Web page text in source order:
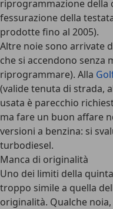
riprogrammazione della
fessurazione della
prodotte fino al 2005).
Altre noie sono arrivate
che si accendono senza
riprogrammare). Alla
(valide tenuta di strada,
usata è parecchio
ma fare un buon affare
versioni a benzina: si
turbodiesel.
Manca di originalità
Uno dei limiti della
troppo simile a quella
originalità. Qualche